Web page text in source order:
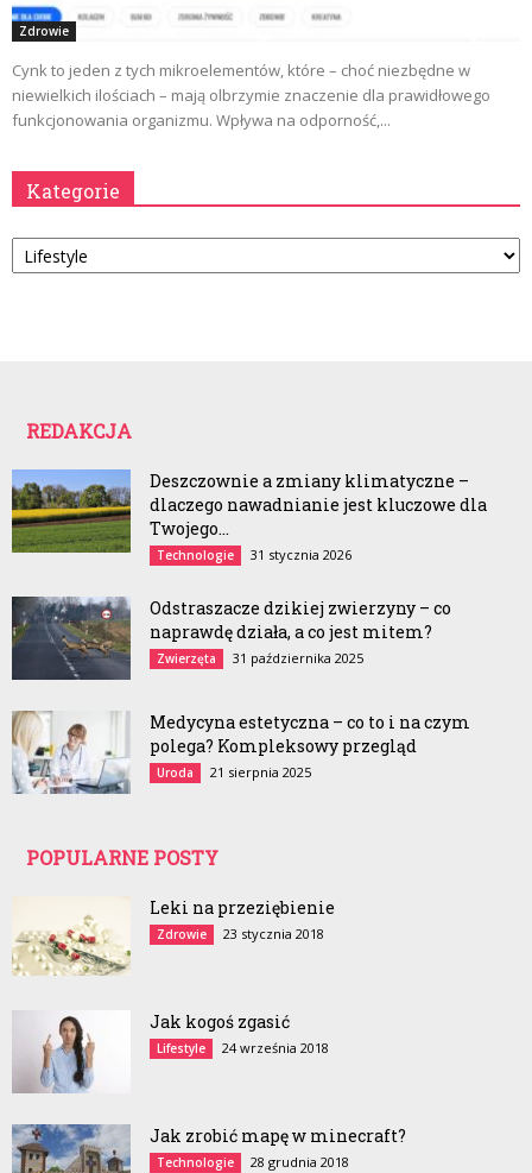
Zdrowie
Cynk to jeden z tych mikroelementów, które – choć niezbędne w
niewielkich ilościach – mają olbrzymie znaczenie dla prawidłowego
funkcjonowania organizmu. Wpływa na odporność,...
Kategorie
Kategorie
REDAKCJA
Deszczownie a zmiany klimatyczne –
dlaczego nawadnianie jest kluczowe dla
Twojego...
Technologie 31 stycznia 2026
Odstraszacze dzikiej zwierzyny – co
naprawdę działa, a co jest mitem?
Zwierzęta 31 października 2025
Medycyna estetyczna – co to i na czym
polega? Kompleksowy przegląd
Uroda 21 sierpnia 2025
POPULARNE POSTY
Leki na przeziębienie
Zdrowie 23 stycznia 2018
Jak kogoś zgasić
Lifestyle 24 września 2018
Jak zrobić mapę w minecraft?
Technologie 28 grudnia 2018